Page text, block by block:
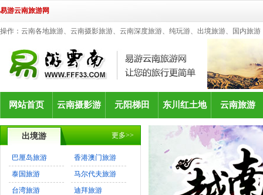
易游云南旅游网
操作：云南各地旅游、云南摄影旅游、云南深度旅游、纯玩游、出境旅游、国内旅
网站首页 云南摄影游 元阳梯田 东川红土地 云南旅游
出境游 更多>>
巴厘岛旅游
香港澳门旅游
泰国旅游
马尔代夫旅游
台湾旅游
迪拜旅游